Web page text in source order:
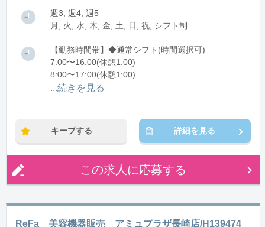
週3, 週4, 週5
月, 火, 水, 木, 金, 土, 日, 祝, シフト制
【勤務時間帯】◆通常シフト(時間選択可)
7:00〜16:00(休憩1:00)
8:00〜17:00(休憩1:00)
12:00〜21:00(休憩1:00)
...続きを見る
キープする 詳細を見る
この求人に応募する
ReFa 美容機器販売 アミュプラザ長崎店/H139474